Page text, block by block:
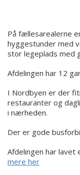
På fællesarealerne
hyggestunder med
stor legeplads med
Afdelingen har 12
I Nordbyen er der
restauranter og
i nærheden.
Der er gode
Afdelingen har lavet
mere her